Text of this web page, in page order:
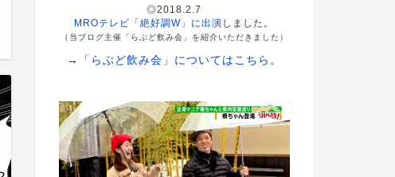
◎2018.2.7
MROテレビ「絶好調W」に出演 しました。
（当ブログ主催「らぶど飲み会」を紹介いただきました）
→ 「らぶど飲み会」についてはこちら 。